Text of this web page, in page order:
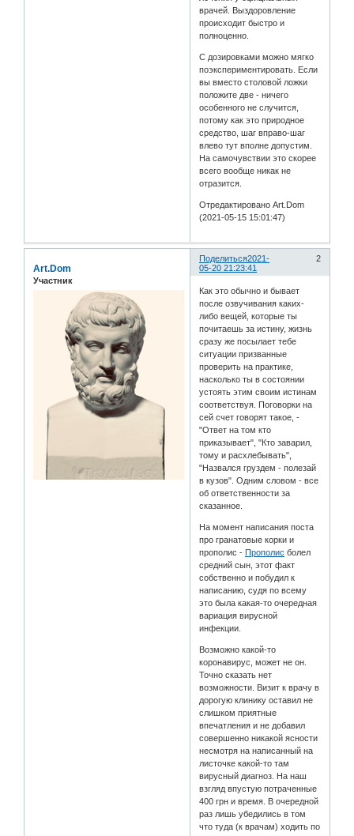
врачей. Выздоровление
происходит быстро и
полноценно.
С дозировками можно мягко
поэкспериментировать. Если
вы вместо столовой ложки
положите две - ничего
особенного не случится,
потому как это природное
средство, шаг вправо-шаг
влево тут вполне допустим.
На самочувствии это скорее
всего вообще никак не
отразится.
Отредактировано Art.Dom
(2021-05-15 15:01:47)
Поделиться 2
2021-
05-20 21:23:41
Art.Dom
Участник
Как это обычно и бывает
после озвучивания каких-
либо вещей, которые ты
почитаешь за истину, жизнь
сразу же посылает тебе
ситуации призванные
проверить на практике,
насколько ты в состоянии
устоять этим своим истинам
соответствуя. Поговорки на
сей счет говорят такое, -
"Ответ на том кто
приказывает", "Кто заварил,
тому и расхлебывать",
"Назвался груздем - полезай
в кузов". Одним словом - все
об ответственности за
сказанное.
На момент написания поста
про гранатовые корки и
прополис - Прополис болел
средний сын, этот факт
собственно и побудил к
написанию, судя по всему
это была какая-то очередная
вариация вирусной
инфекции.
Возможно какой-то
коронавирус, может не он.
Точно сказать нет
возможности. Визит к врачу в
дорогую клинику оставил не
слишком приятные
впечатления и не добавил
совершенно никакой ясности
несмотря на написанный на
листочке какой-то там
вирусный диагноз. На наш
взгляд впустую потраченные
400 грн и время. В очередной
раз лишь убедились в том
что туда (к врачам) ходить по